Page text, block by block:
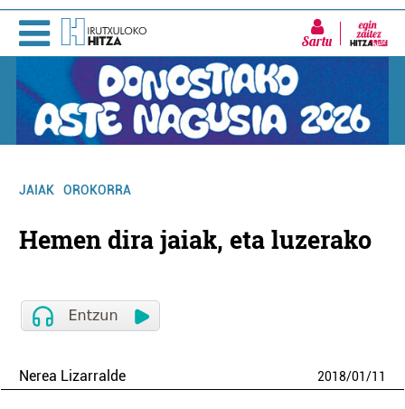
Sartu
JAIAK OROKORRA
Hemen dira jaiak, eta luzerako
Nerea Lizarralde 2018/01/11